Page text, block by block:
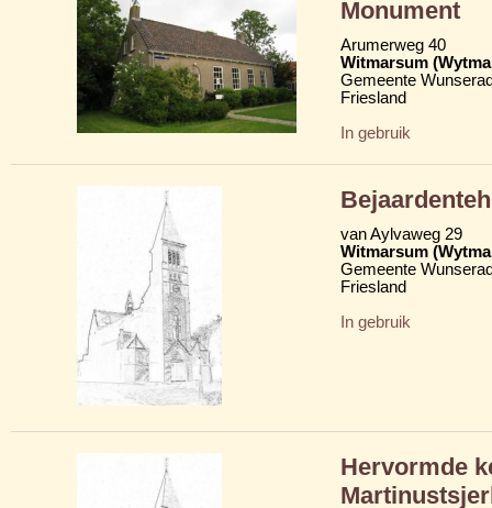
Monument
Arumerweg 40
Witmarsum
Gemeente
Friesland
In gebruik
van Aylvaweg 29
Witmarsum
Gemeente
Friesland
In gebruik
Hervormde